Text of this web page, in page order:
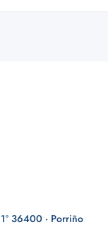
36400 · Porriño